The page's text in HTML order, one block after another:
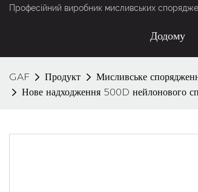
Професійний виробник мисливських
Додому
GAF Продукт Мисливське
Нове надходження 500D нейлонового